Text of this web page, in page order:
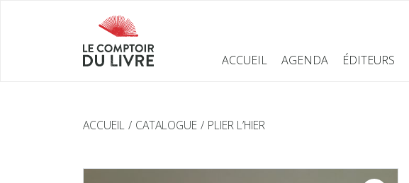
ACCUEIL AGENDA ÉDITEURS
ACCUEIL CATALOGUE PLIER L’HIER